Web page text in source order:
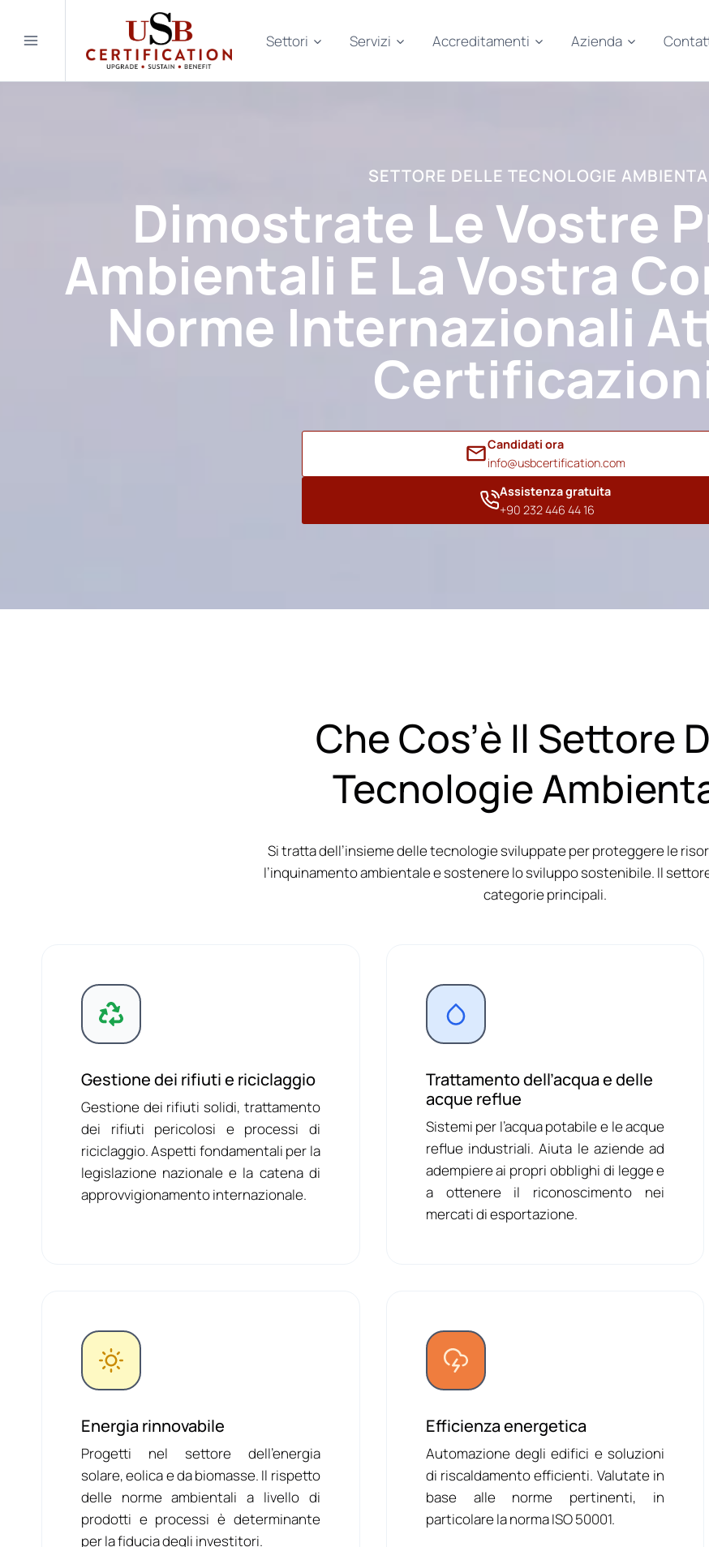
Settori Servizi Accreditamenti Azienda
SETTORE DELLE TECNOLOGIE
Dimostrate Le Vostre
Ambientali E La Vostra
Norme Internazionali
Candidati ora
info@usbcertification.com
Assistenza gratuita
+90 232 446 44 16
Che Cos’è Il Settore
Tecnologie
Si tratta dell’insieme delle tecnologie sviluppate per proteggere le
l’inquinamento ambientale e sostenere lo sviluppo sostenibile. Il
categorie principali.
Gestione dei rifiuti e riciclaggio
Gestione dei rifiuti solidi, trattamento
dei rifiuti pericolosi e processi di
riciclaggio. Aspetti fondamentali per la
legislazione nazionale e la catena di
approvvigionamento internazionale.
Trattamento dell’acqua e delle
acque reflue
Sistemi per l’acqua potabile e le acque
reflue industriali. Aiuta le aziende ad
adempiere ai propri obblighi di legge e
a ottenere il riconoscimento nei
mercati di esportazione.
Energia rinnovabile
Progetti nel settore dell’energia
solare, eolica e da biomasse. Il rispetto
delle norme ambientali a livello di
prodotti e processi è determinante
per la fiducia degli investitori.
Efficienza energetica
Automazione degli edifici e soluzioni
di riscaldamento efficienti. Valutate in
base alle norme pertinenti, in
particolare la norma ISO 50001.